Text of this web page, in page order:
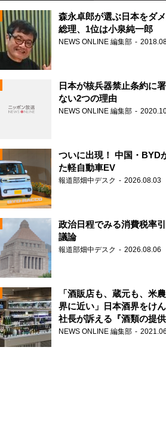
森永卓郎が選ぶ日本をダ
総理、1位は小泉純一郎
NEWS ONLINE 編集部
日本が核兵器禁止条約に
ない2つの理由
NEWS ONLINE 編集部
ついに出現！ 中国・BYD
た軽自動車EV
報道部畑中デスク 2026.08.03
政治日程でみる消費税率
議論
報道部畑中デスク 2026.08.06
「酒販店も、蔵元も、米
界に近い」日本酒界をけ
社長が訴える『酒類の提
策の大打撃
NEWS ONLINE 編集部